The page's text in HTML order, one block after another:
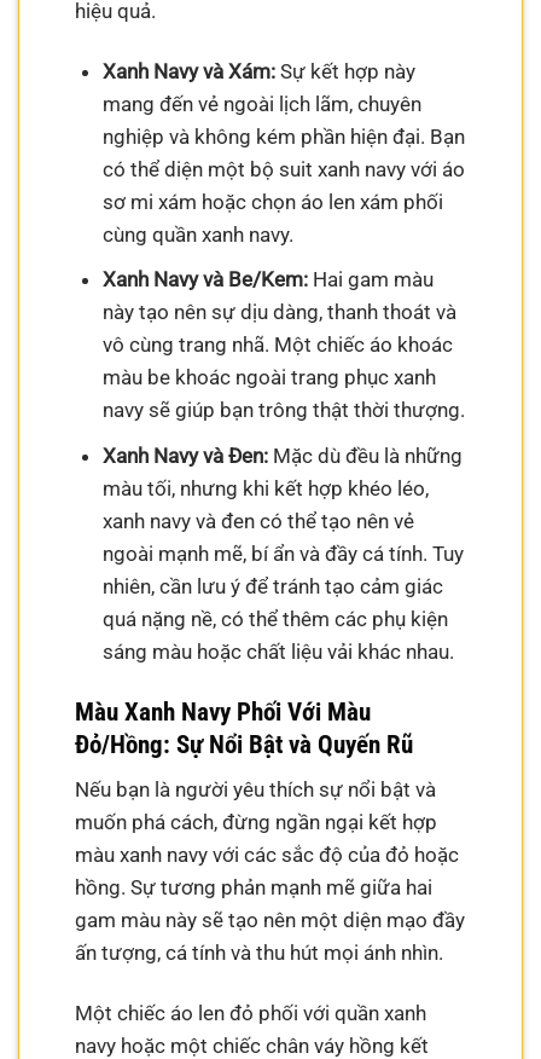
hiệu quả.
Xanh Navy và Xám:Sự kết hợp này
mang đến vẻ ngoài lịch lãm, chuyên
nghiệp và không kém phần hiện đại. Bạn
có thể diện một bộ suit xanh navy với áo
sơ mi xám hoặc chọn áo len xám phối
cùng quần xanh navy.
Xanh Navy và Be/Kem:Hai gam màu
này tạo nên sự dịu dàng, thanh thoát và
vô cùng trang nhã. Một chiếc áo khoác
màu be khoác ngoài trang phục xanh
navy sẽ giúp bạn trông thật thời thượng.
Xanh Navy và Đen:Mặc dù đều là những
màu tối, nhưng khi kết hợp khéo léo,
xanh navy và đen có thể tạo nên vẻ
ngoài mạnh mẽ, bí ẩn và đầy cá tính. Tuy
nhiên, cần lưu ý để tránh tạo cảm giác
quá nặng nề, có thể thêm các phụ kiện
sáng màu hoặc chất liệu vải khác nhau.
Màu Xanh Navy Phối Với Màu
Đỏ/Hồng: Sự Nổi Bật và Quyến Rũ
Nếu bạn là người yêu thích sự nổi bật và
muốn phá cách, đừng ngần ngại kết hợp
màu xanh navy với các sắc độ của đỏ hoặc
hồng. Sự tương phản mạnh mẽ giữa hai
gam màu này sẽ tạo nên một diện mạo đầy
ấn tượng, cá tính và thu hút mọi ánh nhìn.
Một chiếc áo len đỏ phối với quần xanh
navy hoặc một chiếc chân váy hồng kết